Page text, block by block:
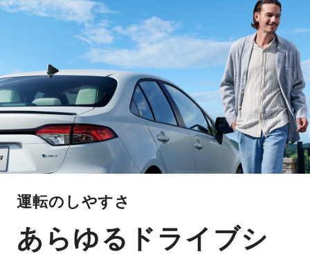
運転のしやすさ
あらゆるドライブシ